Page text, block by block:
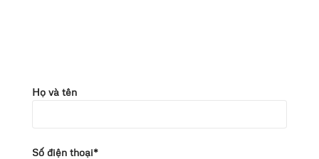
Họ và tên
Số điện thoại*